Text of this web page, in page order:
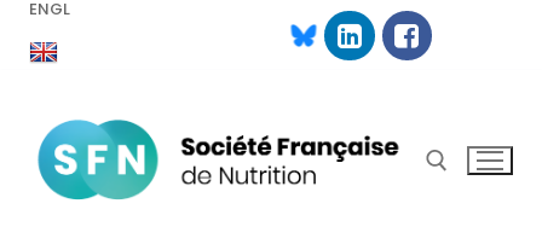
AllerENGL